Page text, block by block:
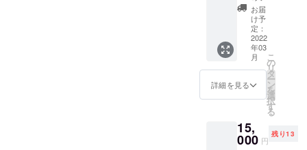
からの
メッ
セージ
動画 現
地から
のレ
ポート
メール
お届
け予
定：
2022
年03
月
詳細を見る
こ
の
リ
タ
ー
ン
を
選
択
す
る
15,
000 円
残り13